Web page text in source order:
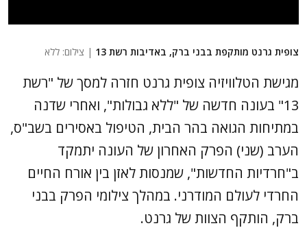
צופית גרנט מותקפת בבני ברק, באדיבות רשת 13 | צילום: ללא
מגישת הטלוויזיה צופית גרנט חזרה למסך של "רשת
13" בעונה חדשה של "ללא גבולות", ואחרי שדנה
במתיחות הגואה בהר הבית, הטיפול באסירים בשב"ס,
הערב (שני) הפרק האחרון של העונה יתמקד
ב"חרדיות החדשות", שמנסות לאזן בין אורח החיים
החרדי לעולם המודרני. במהלך צילומי הפרק בבני
ברק, הותקף הצוות של גרנט.